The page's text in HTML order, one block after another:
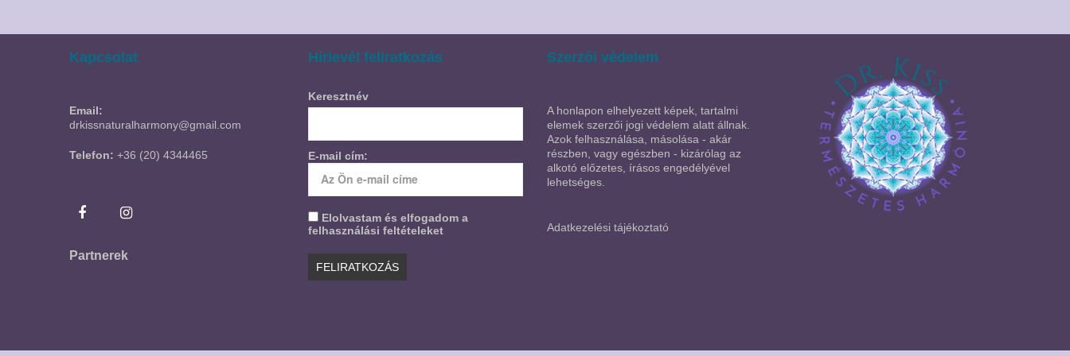
Kapcsolat
Email:
drkissnaturalharmony@gmail.com
Telefon: +36 (20) 4344465
Partnerek
Hírlevél feliratkozás
Keresztnév
E-mail cím:
Elolvastam és elfogadom a
felhasználási feltételeket
Szerzői védelem
A honlapon elhelyezett képek, tartalmi
elemek szerzői jogi védelem alatt állnak.
Azok felhasználása, másolása - akár
részben, vagy egészben - kizárólag az
alkotó előzetes, írásos engedélyével
lehetséges.
Adatkezelési tájékoztató